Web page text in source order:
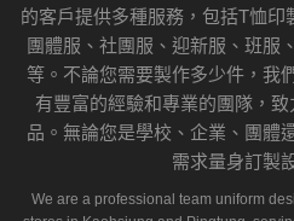
的客戶提供多種服務，包括T恤印
團體服、社團服、迎新服、班服
等。不論您需要製作多少件，我
有豐富的經驗和專業的團隊，
品。無論您是學校、企業、團體
需求量身訂製
We are a professional team uniform